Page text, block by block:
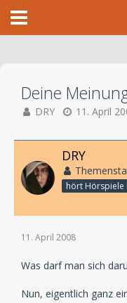
Deine
DRY 11. April
DRY
11. April 2008
Was darf man sich
Nun, eigentlich ganz